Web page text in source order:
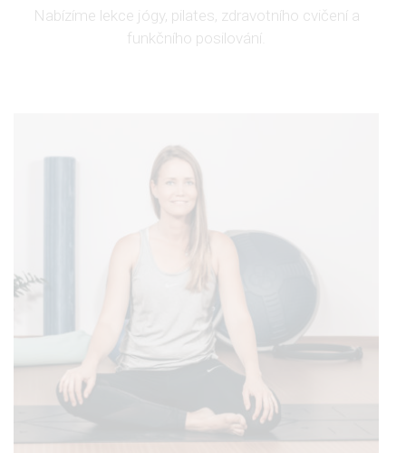
Nabízíme lekce jógy, pilates, zdravotního cvičení a
funkčního posilování.